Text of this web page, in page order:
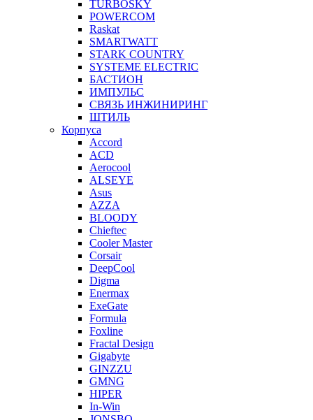
TURBOSKY
POWERCOM
Raskat
SMARTWATT
STARK COUNTRY
SYSTEME ELECTRIC
БАСТИОН
ИМПУЛЬС
СВЯЗЬ ИНЖИНИРИНГ
ШТИЛЬ
Корпуса
Accord
ACD
Aerocool
ALSEYE
Asus
AZZA
BLOODY
Chieftec
Cooler Master
Corsair
DeepCool
Digma
Enermax
ExeGate
Formula
Foxline
Fractal Design
Gigabyte
GINZZU
GMNG
HIPER
In-Win